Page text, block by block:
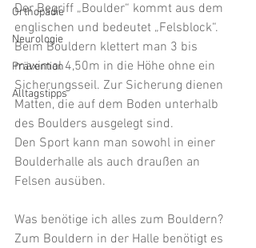
Orthopädie
Neurologie
Prävention
Alltagstipps
Der Begriff „Boulder“ kommt aus dem
englischen und bedeutet „Felsblock“.
Beim Bouldern klettert man 3 bis
maximal 4,50m in die Höhe ohne ein
Sicherungsseil. Zur Sicherung dienen
Matten, die auf dem Boden unterhalb
des Boulders ausgelegt sind.
Den Sport kann man sowohl in einer
Boulderhalle als auch draußen an
Felsen ausüben.
Was benötige ich alles zum Bouldern?
Zum Bouldern in der Halle benötigt es